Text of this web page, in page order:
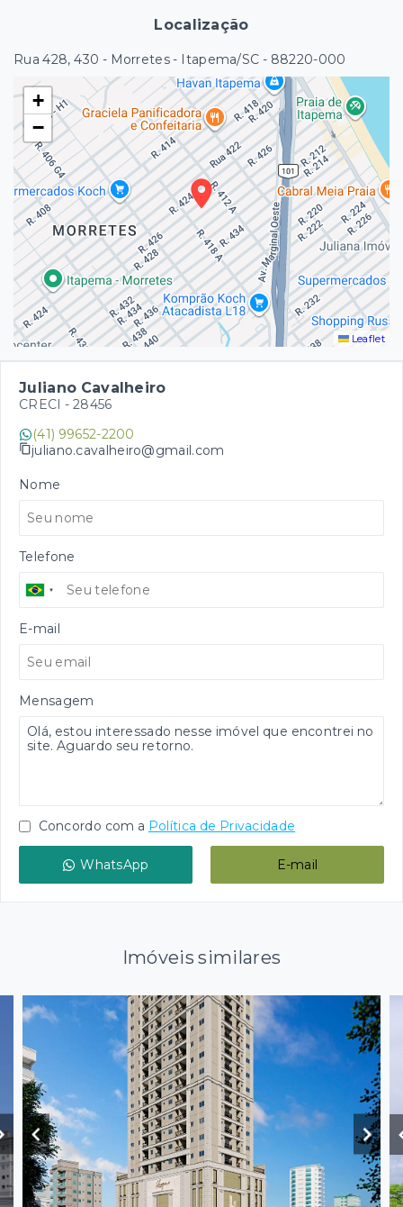
Localização
Rua 428, 430 - Morretes - Itapema/SC - 88220-000
+
−
Leaflet
Juliano Cavalheiro
CRECI - 28456
(41) 99652-2200
juliano.cavalheiro@gmail.com
Nome
Telefone
E-mail
Mensagem
Concordo com a Política de Privacidade
WhatsApp E-mail
Imóveis similares